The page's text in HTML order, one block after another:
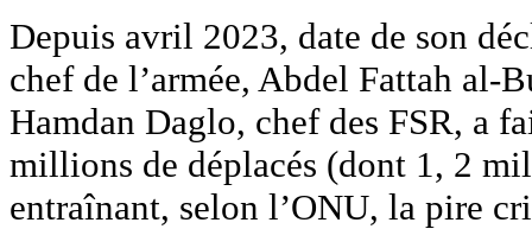
Depuis avril 2023, date de son
chef de l’armée, Abdel Fattah al-
Hamdan Daglo, chef des FSR, a
millions de déplacés (dont 1, 2
entraînant, selon l’ONU, la pire